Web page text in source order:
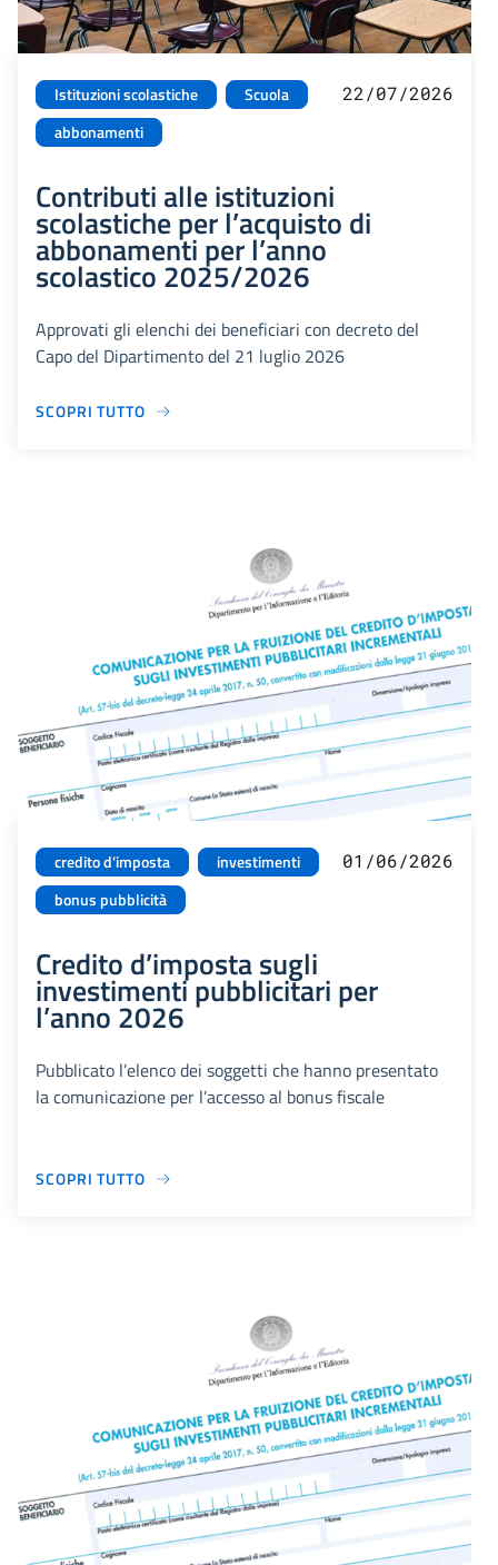
Istituzioni scolastiche
Scuola
abbonamenti
22/07/2026
Contributi alle istituzioni
scolastiche per l’acquisto di
abbonamenti per l’anno
scolastico 2025/2026
Approvati gli elenchi dei beneficiari con decreto del
Capo del Dipartimento del 21 luglio 2026
SCOPRI TUTTO
credito d'imposta
investimenti
bonus pubblicità
01/06/2026
Credito d’imposta sugli
investimenti pubblicitari per
l’anno 2026
Pubblicato l’elenco dei soggetti che hanno presentato
la comunicazione per l’accesso al bonus fiscale
SCOPRI TUTTO